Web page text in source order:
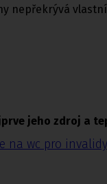
na wc pro invalidy
nepřekrývá
jeho zdroj a